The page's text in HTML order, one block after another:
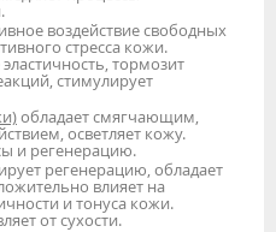
воздействие свободных
стресса кожи.
тормозит
стимулирует
обладает смягчающим,
осветляет кожу.
и регенерацию.
регенерацию, обладает
влияет на
и тонуса кожи.
от сухости.